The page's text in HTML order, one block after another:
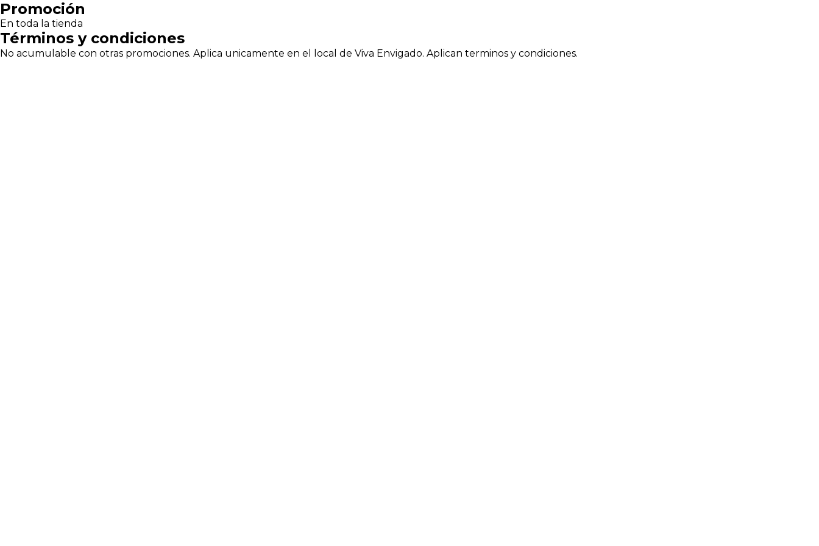
Pasar
al
contenido
principal
Promoción
En toda la tienda
Términos y condiciones
No acumulable con otras promociones. Aplica unicamente en el local de Viva Envigado. Aplican terminos y condiciones.